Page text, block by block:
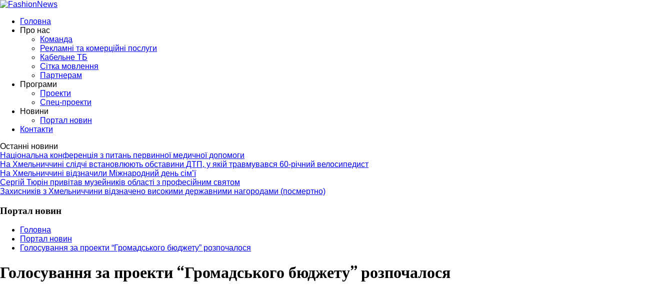
Головна
Про нас
Команда
Рекламні та комерційні послуги
Кабельне ТБ
Сітка мовлення
Партнерам
Програми
Проекти
Спец-проекти
Новини
Портал новин
Контакти
Останні новини
Національна конференція з питань первинної медичної допомоги
На Хмельниччині слідчі встановлюють обставини ДТП, у якій травмувався 60-річний велосипедист
На Хмельниччині відзначили Міжнародний день сім’ї
Сергій Тюрін привітав музейників області з професійним святом
Захисників з Хмельниччини відзначено високими державними нагородами (посмертно)
Портал новин
Головна
Портал новин
Голосування за проекти “Громадського бюджету” розпочалося
Голосування за проекти “Громадського бюджету” розпочалося